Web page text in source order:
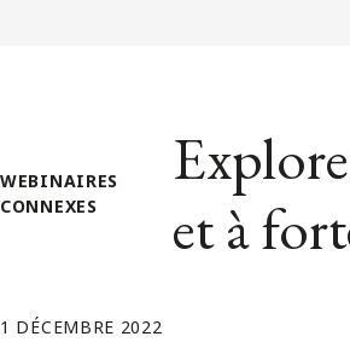
WEBINAIRES
CONNEXES
et à
1 DÉCEMBRE 2022